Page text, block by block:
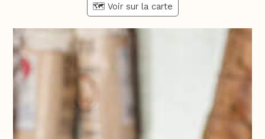
🗺️ Voir sur la carte